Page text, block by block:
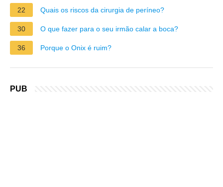
22 Quais os riscos da cirurgia de períneo?
30 O que fazer para o seu irmão calar a boca?
36 Porque o Onix é ruim?
PUB